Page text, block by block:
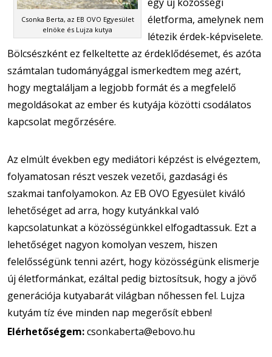
Csonka Berta, az EB OVO Egyesület
elnöke és Lujza kutya
egy új közösségi
életforma, amelynek nem
létezik érdek-képviselete.
Bölcsészként ez felkeltette az érdeklődésemet, és azóta
számtalan tudományággal ismerkedtem meg azért,
hogy megtaláljam a legjobb formát és a megfelelő
megoldásokat az ember és kutyája közötti csodálatos
kapcsolat megőrzésére.
Az elmúlt években egy mediátori képzést is elvégeztem,
folyamatosan részt veszek vezetői, gazdasági és
szakmai tanfolyamokon. Az EB OVO Egyesület kiváló
lehetőséget ad arra, hogy kutyánkkal való
kapcsolatunkat a közösségünkkel elfogadtassuk. Ezt a
lehetőséget nagyon komolyan veszem, hiszen
felelősségünk tenni azért, hogy közösségünk elismerje
új életformánkat, ezáltal pedig biztosítsuk, hogy a jövő
generációja kutyabarát világban nőhessen fel. Lujza
kutyám tíz éve minden nap megerősít ebben!
Elérhetőségem:csonkaberta@ebovo.hu